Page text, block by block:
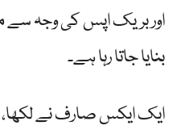
اور بریک اپس کی وجہ سے
بنایا جاتا رہا ہے۔
ایک ایکس صارف نے لکھا،